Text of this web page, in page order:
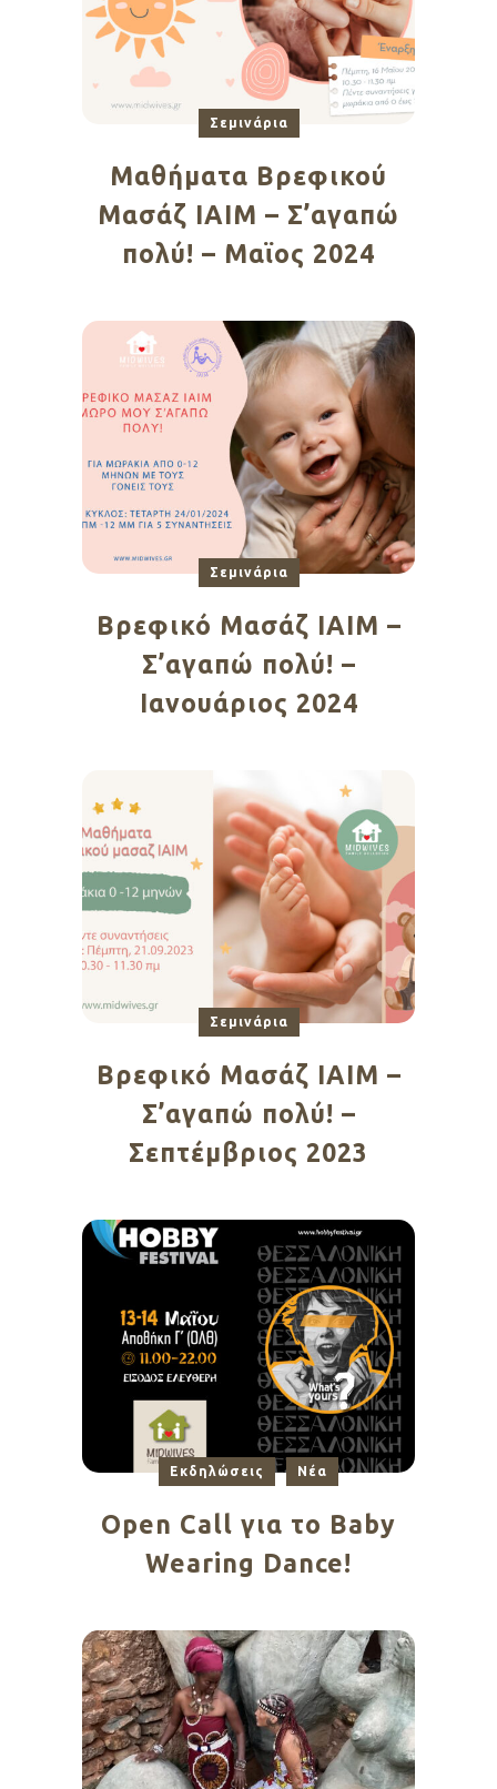
Σεμινάρια
Μαθήματα Βρεφικού
Μασάζ ΙΑΙΜ – Σ’αγαπώ
πολύ! – Μαϊος 2024
Σεμινάρια
Βρεφικό Μασάζ ΙΑΙΜ –
Σ’αγαπώ πολύ! –
Ιανουάριος 2024
Σεμινάρια
Βρεφικό Μασάζ ΙΑΙΜ –
Σ’αγαπώ πολύ! –
Σεπτέμβριος 2023
Εκδηλώσεις Νέα
Open Call για το Baby
Wearing Dance!